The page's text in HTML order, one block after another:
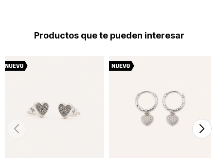
Productos que te pueden interesar